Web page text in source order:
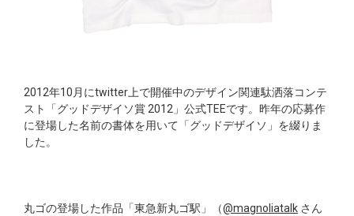
2012年10月にtwitter上で開催中のデザイン関連駄洒落コンテ
スト「グッドデザイソ賞 2012」公式TEEです。昨年の応募作
に登場した名前の書体を用いて「グッドデザイソ」を綴りま
した。
丸ゴの登場した作品「東急新丸ゴ駅」（@magnoliatalk さん